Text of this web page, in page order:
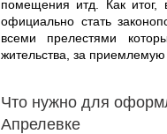
помещения итд. Как итог,
официально стать
всеми прелестями
жительства, за приемлемую
Что нужно для
Апрелевке